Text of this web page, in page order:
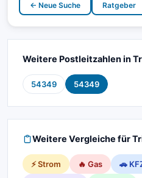
← Neue Suche Ratgeber
Weitere Postleitzahlen in
54349 54349
Weitere Vergleiche für
⚡ Strom 🔥 Gas 🚗